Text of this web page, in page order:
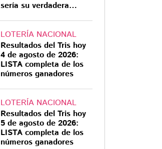
sería su verdadera
LOTERÍA NACIONAL
Resultados del Tris hoy
4 de agosto de 2026:
LISTA completa de los
números ganadores
LOTERÍA NACIONAL
Resultados del Tris hoy
5 de agosto de 2026:
LISTA completa de los
números ganadores